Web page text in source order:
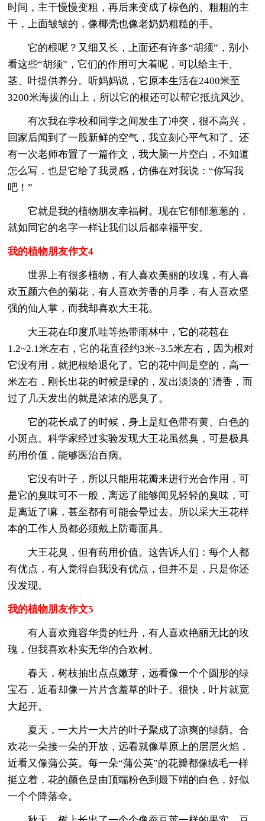
时间，主干慢慢变粗，再后来变成了棕色的、粗粗的主
干，上面皱皱的，像椰壳也像老奶奶粗糙的手。
它的根呢？又细又长，上面还有许多“胡须”，别小
看这些“胡须”，它们的作用可大着呢，可以给主干、
茎、叶提供养分。听妈妈说，它原本生活在2400米至
3200米海拔的山上，所以它的根还可以帮它抵抗风沙。
有次我在学校和同学之间发生了冲突，很不高兴，
回家后闻到了一股新鲜的空气，我立刻心平气和了。还
有一次老师布置了一篇作文，我大脑一片空白，不知道
怎么写，也是它给了我灵感，仿佛在对我说：“你写我
吧！”
它就是我的植物朋友幸福树。现在它郁郁葱葱的，
就如同它的名字一样让我们以后都幸福平安。
我的植物朋友作文4
世界上有很多植物，有人喜欢美丽的玫瑰，有人喜
欢五颜六色的菊花，有人喜欢芳香的月季，有人喜欢坚
强的仙人掌，而我却喜欢大王花。
大王花在印度爪哇等热带雨林中，它的花苞在
1.2~2.1米左右，它的花直径约3米~3.5米左右，因为根对
它没有用，就把根给退化了。它的花中间是空的，高一
米左右，刚长出花的时候是绿的，发出淡淡的`清香，而
过了几天发出的就是浓浓的恶臭了。
它的花长成了的时候，身上是红色带有黄、白色的
小斑点。科学家经过实验发现大王花虽然臭，可是极具
药用价值，能够医治百病。
它没有叶子，所以只能用花瓣来进行光合作用，可
是它的臭味可不一般，离远了能够闻见轻轻的臭味，可
是离近了嘛，甚至都有可能会晕过去。所以采大王花样
本的工作人员都必须戴上防毒面具。
大王花臭，但有药用价值。这告诉人们：每个人都
有优点，有人觉得自我没有优点，但并不是，只是你还
没发现。
我的植物朋友作文5
有人喜欢雍容华贵的牡丹，有人喜欢艳丽无比的玫
瑰，但我喜欢朴实无华的合欢树。
春天，树枝抽出点点嫩芽，远看像一个个圆形的绿
宝石，近看却像一片片含羞草的叶子。很快，叶片就宽
大起开。
夏天，一大片一大片的叶子聚成了凉爽的绿荫。合
欢花一朵接一朵的开放，远看就像草原上的层层火焰，
近看又像蒲公英。每一朵“蒲公英”的花瓣都像绒毛一样
挺立着，花的颜色是由顶端粉色到最下端的白色，好似
一个个降落伞。